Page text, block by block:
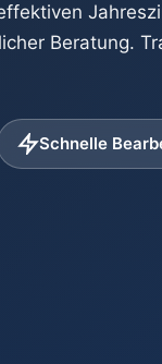
Beratung.
Schnelle